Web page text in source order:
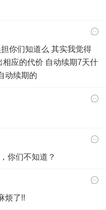
你们知道么 其实我觉得
应的代价 自动续期7天什
动续期的
你们不知道？
烦了!!